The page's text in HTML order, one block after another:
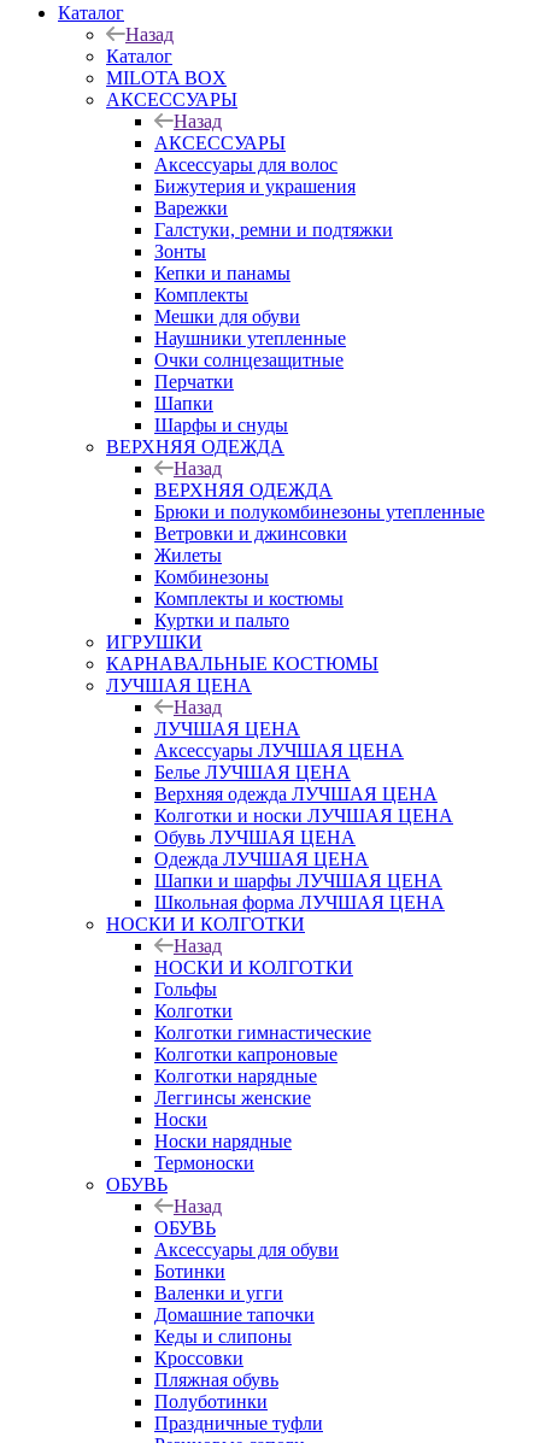
Каталог
Назад
Каталог
MILOTA BOX
АКСЕССУАРЫ
Назад
АКСЕССУАРЫ
Аксессуары для волос
Бижутерия и украшения
Варежки
Галстуки, ремни и подтяжки
Зонты
Кепки и панамы
Комплекты
Мешки для обуви
Наушники утепленные
Очки солнцезащитные
Перчатки
Шапки
Шарфы и снуды
ВЕРХНЯЯ ОДЕЖДА
Назад
ВЕРХНЯЯ ОДЕЖДА
Брюки и полукомбинезоны утепленные
Ветровки и джинсовки
Жилеты
Комбинезоны
Комплекты и костюмы
Куртки и пальто
ИГРУШКИ
КАРНАВАЛЬНЫЕ КОСТЮМЫ
ЛУЧШАЯ ЦЕНА
Назад
ЛУЧШАЯ ЦЕНА
Аксессуары ЛУЧШАЯ ЦЕНА
Белье ЛУЧШАЯ ЦЕНА
Верхняя одежда ЛУЧШАЯ ЦЕНА
Колготки и носки ЛУЧШАЯ ЦЕНА
Обувь ЛУЧШАЯ ЦЕНА
Одежда ЛУЧШАЯ ЦЕНА
Шапки и шарфы ЛУЧШАЯ ЦЕНА
Школьная форма ЛУЧШАЯ ЦЕНА
НОСКИ И КОЛГОТКИ
Назад
НОСКИ И КОЛГОТКИ
Гольфы
Колготки
Колготки гимнастические
Колготки капроновые
Колготки нарядные
Леггинсы женские
Носки
Носки нарядные
Термоноски
ОБУВЬ
Назад
ОБУВЬ
Аксессуары для обуви
Ботинки
Валенки и угги
Домашние тапочки
Кеды и слипоны
Кроссовки
Пляжная обувь
Полуботинки
Праздничные туфли